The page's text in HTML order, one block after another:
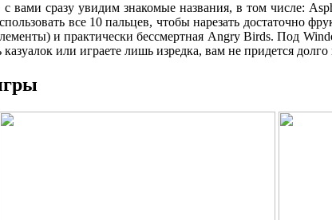
вами сразу увидим знакомые названия, в том числе:
все 10 пальцев, чтобы нарезать достаточно
и практически бессмертная Angry Birds. Под
или играете лишь изредка, вам не придется